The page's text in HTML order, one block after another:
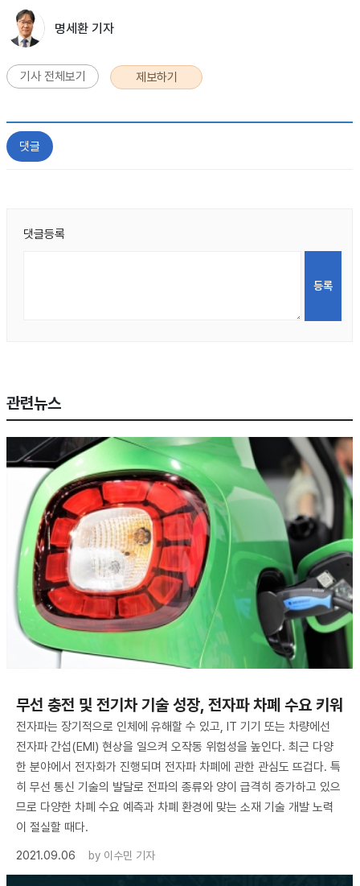
명세환 기자
기사 전체보기 제보하기
댓글
댓글등록
관련뉴스
무선 충전 및 전기차 기술 성장, 전자파 차폐 수요 키워
전자파는 장기적으로 인체에 유해할 수 있고, IT 기기 또는 차량에선
전자파 간섭(EMI) 현상을 일으켜 오작동 위험성을 높인다. 최근 다양
한 분야에서 전자화가 진행되며 전자파 차폐에 관한 관심도 뜨겁다. 특
히 무선 통신 기술의 발달로 전파의 종류와 양이 급격히 증가하고 있으
므로 다양한 차폐 수요 예측과 차폐 환경에 맞는 소재 기술 개발 노력
이 절실할 때다.
2021.09.06
by 이수민 기자